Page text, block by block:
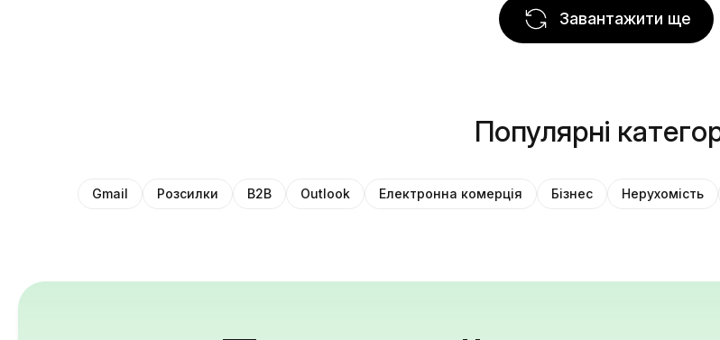
Завантажити ще
Популярні
Gmail Розсилки B2B Outlook Електронна комерція Бізнес Нерухомість